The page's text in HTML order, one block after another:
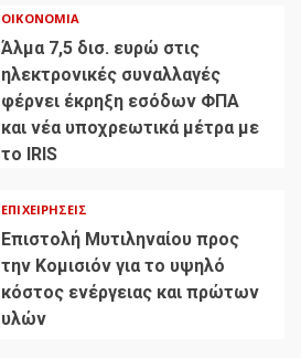
ΟΙΚΟΝΟΜΊΑ
Άλμα 7,5 δισ. ευρώ στις
ηλεκτρονικές συναλλαγές
φέρνει έκρηξη εσόδων ΦΠΑ
και νέα υποχρεωτικά μέτρα με
το IRIS
ΕΠΙΧΕΙΡΉΣΕΙΣ
Επιστολή Μυτιληναίου προς
την Κομισιόν για το υψηλό
κόστος ενέργειας και πρώτων
υλών